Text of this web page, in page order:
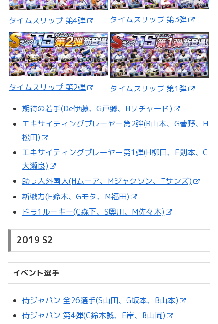
タイムスリップ 第4弾 タイムスリップ 第3弾
タイムスリップ 第2弾
タイムスリップ 第1弾
期待の若手(De伊藤、G戸郷、Hリチャード)
エキサイティングプレーヤー第2弾(B山本、G菅野、H
松田)
エキサイティングプレーヤー第1弾(H柳田、E則本、C
大瀬良)
助っ人外国人(Hムーア、Mジャクソン、Tサンズ)
新戦力(E鈴木、Gモタ、M福田)
ドラ1ルーキー(C森下、S奥川、M佐々木)
2019 S2
イベント選手
侍ジャパン 全26選手(S山田、G坂本、B山本)
侍ジャパン 第4弾(C鈴木誠、E岸、B山岡)